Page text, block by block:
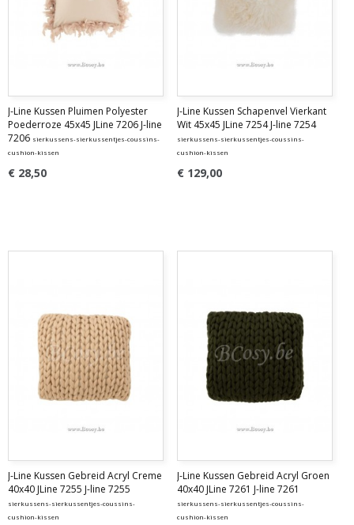
J-Line Kussen Pluimen Polyester
Poederroze 45x45 JLine 7206 J-line
7206 sierkussens-sierkussentjes-coussins-
cushion-kissen
€ 28,50
J-Line Kussen Schapenvel Vierkant
Wit 45x45 JLine 7254 J-line 7254
sierkussens-sierkussentjes-coussins-
cushion-kissen
€ 129,00
J-Line Kussen Gebreid Acryl Creme
40x40 JLine 7255 J-line 7255
sierkussens-sierkussentjes-coussins-
cushion-kissen
J-Line Kussen Gebreid Acryl Groen
40x40 JLine 7261 J-line 7261
sierkussens-sierkussentjes-coussins-
cushion-kissen